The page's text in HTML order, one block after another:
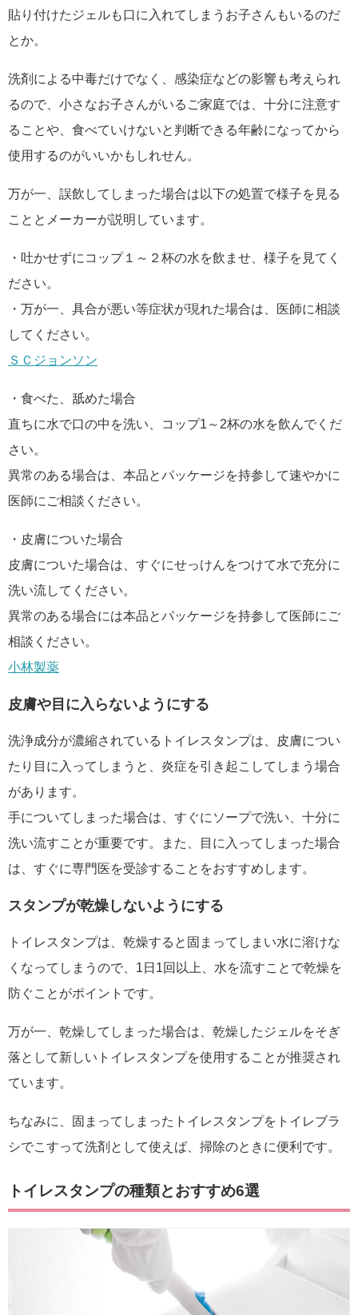
貼り付けたジェルも口に入れてしまうお子さんもいるのだ
とか。
洗剤による中毒だけでなく、感染症などの影響も考えられ
るので、小さなお子さんがいるご家庭では、十分に注意す
ることや、食べていけないと判断できる年齢になってから
使用するのがいいかもしれせん。
万が一、誤飲してしまった場合は以下の処置で様子を見る
こととメーカーが説明しています。
・吐かせずにコップ１～２杯の水を飲ませ、様子を見てく
ださい。
・万が一、具合が悪い等症状が現れた場合は、医師に相談
してください。
ＳＣジョンソン
・食べた、舐めた場合
直ちに水で口の中を洗い、コップ1～2杯の水を飲んでくだ
さい。
異常のある場合は、本品とパッケージを持参して速やかに
医師にご相談ください。
・皮膚についた場合
皮膚についた場合は、すぐにせっけんをつけて水で充分に
洗い流してください。
異常のある場合には本品とパッケージを持参して医師にご
相談ください。
小林製薬
皮膚や目に入らないようにする
洗浄成分が濃縮されているトイレスタンプは、皮膚につい
たり目に入ってしまうと、炎症を引き起こしてしまう場合
があります。
手についてしまった場合は、すぐにソープで洗い、十分に
洗い流すことが重要です。また、目に入ってしまった場合
は、すぐに専門医を受診することをおすすめします。
スタンプが乾燥しないようにする
トイレスタンプは、乾燥すると固まってしまい水に溶けな
くなってしまうので、1日1回以上、水を流すことで乾燥を
防ぐことがポイントです。
万が一、乾燥してしまった場合は、乾燥したジェルをそぎ
落として新しいトイレスタンプを使用することが推奨され
ています。
ちなみに、固まってしまったトイレスタンプをトイレブラ
シでこすって洗剤として使えば、掃除のときに便利です。
トイレスタンプの種類とおすすめ6選